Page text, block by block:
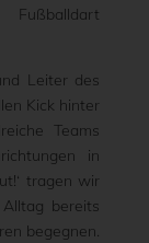
Leiter des
Kick hinter
Teams
in
tragen wir
bereits
begegnen.